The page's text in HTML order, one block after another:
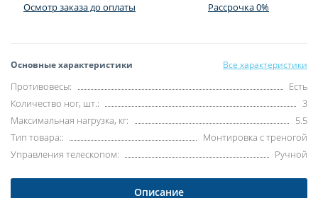
Осмотр заказа до оплаты Рассрочка 0%
Основные характеристики Все характеристики
Противовесы:
Есть
Количество ног, шт.:
3
Максимальная нагрузка, кг:
5.5
Тип товара::
Монтировка с треногой
Управления телескопом:
Ручной
Описание